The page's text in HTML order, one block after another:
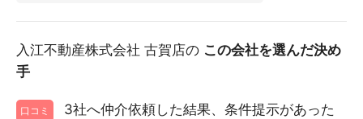
入江不動産株式会社 古賀店の この会社を選んだ決め
手
口コミ
3社へ仲介依頼した結果、条件提示があった